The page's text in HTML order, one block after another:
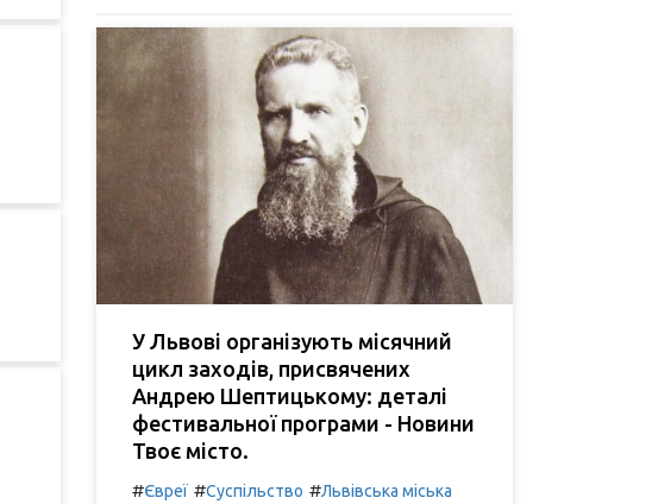
У Львові організують місячний
цикл заходів, присвячених
Андрею Шептицькому: деталі
фестивальної програми - Новини
Твоє місто.
#Євреї #Суспільство #Львівська міська